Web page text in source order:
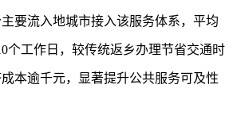
要流入地城市接入该服务体系，平均
个工作日，较传统返乡办理节省交通时
本逾千元，显著提升公共服务可及性